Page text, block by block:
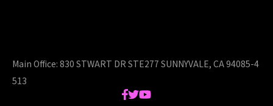
Main Office: 830 STWART DR STE277 SUNNYVALE, CA 94085-4
513